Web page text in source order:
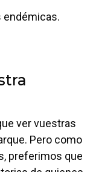
endémicas.
ver vuestras
Pero como
preferimos que